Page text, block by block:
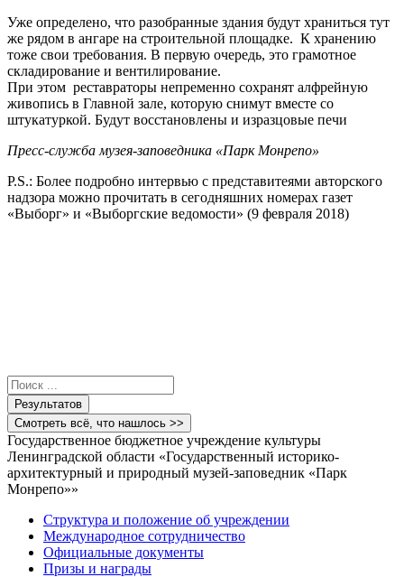
Уже определено, что разобранные здания будут храниться тут
же рядом в ангаре на строительной площадке. К хранению
тоже свои требования. В первую очередь, это грамотное
складирование и вентилирование.
При этом реставраторы непременно сохранят алфрейную
живопись в Главной зале, которую снимут вместе со
штукатуркой. Будут восстановлены и изразцовые печи
Пресс-служба музея-заповедника «Парк Монрепо»
P.S.: Более подробно интервью с представитеями авторского
надзора можно прочитать в сегодняшних номерах газет
«Выборг» и «Выборгские ведомости» (9 февраля 2018)
Search
...Результатов
Смотреть всё, что нашлось >>
Государственное бюджетное учреждение культуры
Ленинградской области «Государственный историко-
архитектурный и природный музей-заповедник «Парк
Монрепо»»
Структура и положение об учреждении
Международное сотрудничество
Официальные документы
Призы и награды